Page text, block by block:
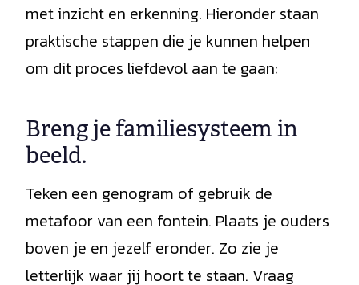
met inzicht en erkenning. Hieronder staan
praktische stappen die je kunnen helpen
om dit proces liefdevol aan te gaan:
Breng je familiesysteem in
beeld.
Teken een genogram of gebruik de
metafoor van een fontein. Plaats je ouders
boven je en jezelf eronder. Zo zie je
letterlijk waar jij hoort te staan. Vraag